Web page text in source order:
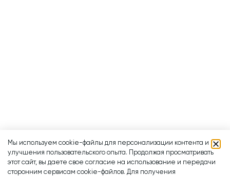
Мы используем cookie-файлы для персонализации контента и
улучшения пользовательского опыта. Продолжая просматривать
этот сайт, вы даете свое согласие на использование и передачи
сторонним сервисам cookie-файлов. Для получения